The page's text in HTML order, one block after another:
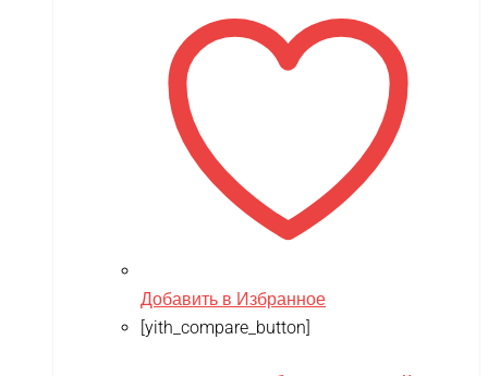
Добавить в Избранное
[yith_compare_button]